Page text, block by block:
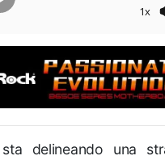
1x
sta delineando una